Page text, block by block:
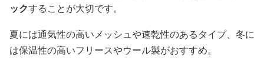
ックすることが大切です。
夏には通気性の高いメッシュや速乾性のあるタイプ、冬に
は保温性の高いフリースやウール製がおすすめ。